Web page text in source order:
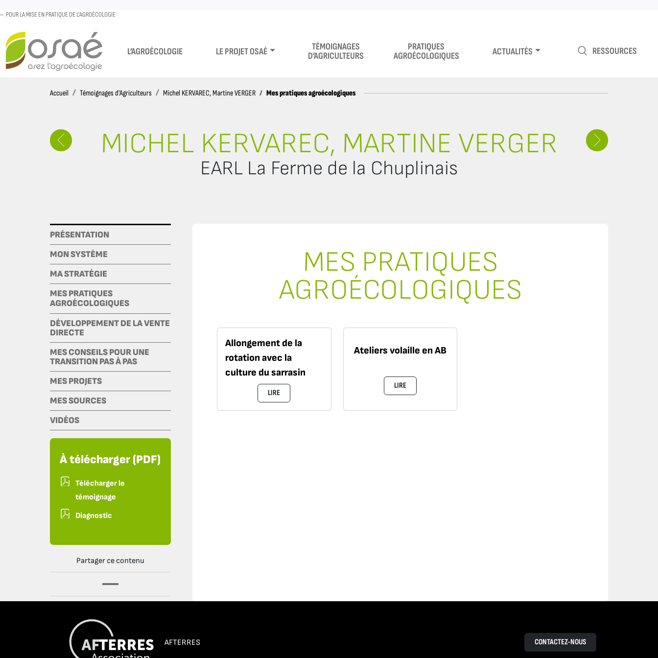
POUR LA MISE EN PRATIQUE DE L'AGROÉCOLOGIE
L’AGROÉCOLOGIE LE PROJET OSAÉ
TÉMOIGNAGES
D’AGRICULTEURS
PRATIQUES
AGROÉCOLOGIQUES
ACTUALITÉS RESSOURCES
Accueil AccueilTémoignages d’Agriculteurs Michel KERVAREC, Martine VERGER Mes pratiques agroécologiques
MICHEL KERVAREC, MARTINE VERGER
EARL La Ferme de la Chuplinais
PRÉSENTATION
MON SYSTÈME
MA STRATÉGIE
MES PRATIQUES
AGROÉCOLOGIQUES
DÉVELOPPEMENT DE LA VENTE
DIRECTE
MES CONSEILS POUR UNE
TRANSITION PAS À PAS
MES PROJETS
MES SOURCES
VIDÉOS
À télécharger (PDF)
Télécharger le
témoignage
Diagnostic
Partager ce contenu
MES PRATIQUES
AGROÉCOLOGIQUES
Allongement de la
rotation avec la
culture du sarrasin
LIRE
Ateliers volaille en AB
LIRE
AFTERRES CONTACTEZ-NOUS